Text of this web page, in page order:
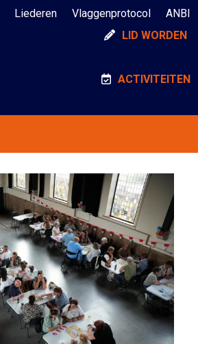
Liederen Vlaggenprotocol ANBI
LID WORDEN
ACTIVITEITEN